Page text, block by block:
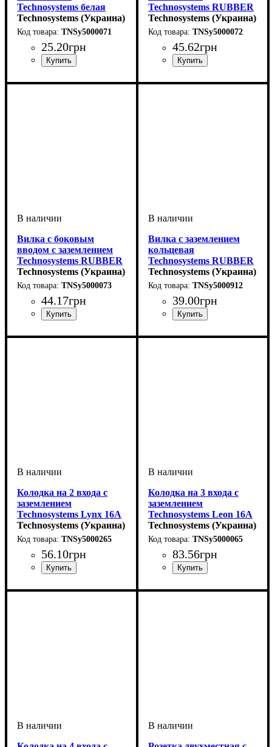
Technosystems белая
угловая моноблочная
10А TNSy5000071
Technosystems (Украина)
TNSy5000071
25.20грн
Technosystems RUBBER
IP44 16А TNSy5000072
Technosystems (Украина)
TNSy5000072
45.62грн
Вилка с боковым
вводом с заземлением
Technosystems RUBBER
IP44 16А TNSy5000073
Technosystems (Украина)
TNSy5000073
44.17грн
Вилка с заземлением
кольцевая
Technosystems RUBBER
R/B 16А TNSy5000912
Technosystems (Украина)
TNSy5000912
39.00грн
Колодка на 2 входа с
заземлением
Technosystems Lynx 16А
TNSy5000265
Technosystems (Украина)
TNSy5000265
56.10грн
Колодка на 3 входа с
заземлением
Technosystems Leon 16А
TNSy5000065
Technosystems (Украина)
TNSy5000065
83.56грн